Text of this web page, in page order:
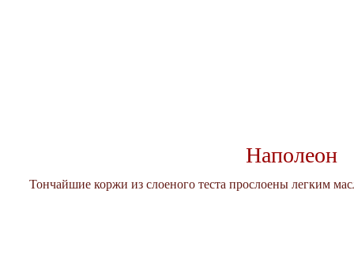
Наполеон
Тончайшие коржи из слоеного теста прослоены легким